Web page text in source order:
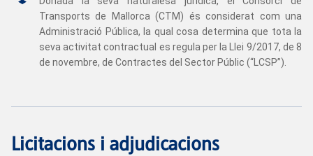
Transports de Mallorca (CTM) és considerat com una
Administració Pública, la qual cosa determina que tota la
seva activitat contractual es regula per la Llei 9/2017, de 8
de novembre, de Contractes del Sector Públic (“LCSP”).
Licitacions i adjudicacions